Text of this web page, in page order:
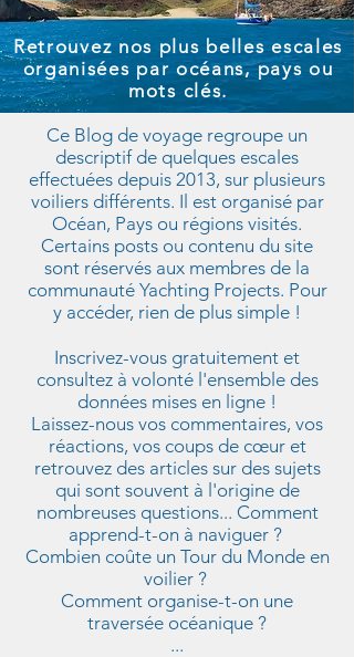
Retrouvez nos plus belles escales
organisées par océans, pays ou
mots clés.
Ce Blog de voyage regroupe un
descriptif de quelques escales
effectuées depuis 2013, sur plusieurs
voiliers différents. Il est organisé par
Océan, Pays ou régions visités.
Certains posts ou contenu du site
sont réservés aux membres de la
communauté Yachting Projects. Pour
y accéder, rien de plus simple !
Inscrivez-vous gratuitement et
consultez à volonté l'ensemble des
données mises en ligne !
Laissez-nous vos commentaires, vos
réactions, vos coups de cœur et
retrouvez des articles sur des sujets
qui sont souvent à l'origine de
nombreuses questions... Comment
apprend-t-on à naviguer ?
Combien coûte un Tour du Monde en
voilier ?
Comment organise-t-on une
traversée océanique ?
...